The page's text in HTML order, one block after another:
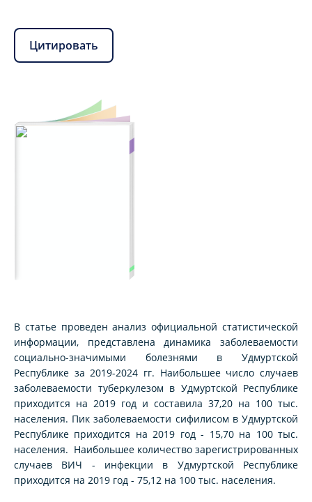
Цитировать
В статье проведен анализ официальной статистической
информации, представлена динамика заболеваемости
социально-значимыми болезнями в Удмуртской
Республике за 2019-2024 гг. Наибольшее число случаев
заболеваемости туберкулезом в Удмуртской Республике
приходится на 2019 год и составила 37,20 на 100 тыс.
населения. Пик заболеваемости сифилисом в Удмуртской
Республике приходится на 2019 год - 15,70 на 100 тыс.
населения. Наибольшее количество зарегистрированных
случаев ВИЧ - инфекции в Удмуртской Республике
приходится на 2019 год - 75,12 на 100 тыс. населения.